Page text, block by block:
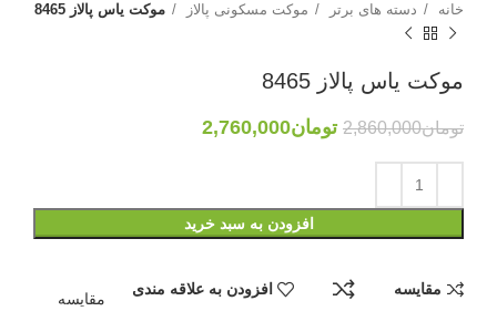
خانه دسته های برتر موکت مسکونی پالاز موکت یاس پالاز 8465
موکت یاس پالاز 8465
تومان2,860,000 تومان2,760,000
افزودن به سبد خرید
مقایسه افزودن به علاقه مندی
مقایسه